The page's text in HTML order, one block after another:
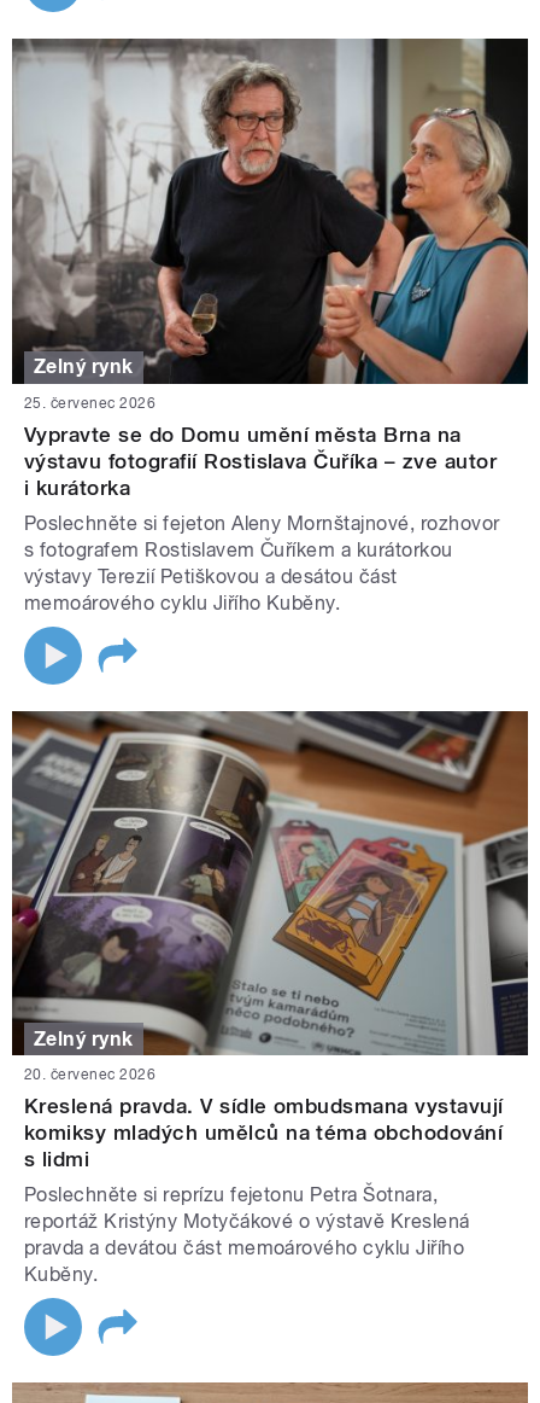
Zelný rynk
25. červenec 2026
Vypravte se do Domu umění města Brna na
výstavu fotografií Rostislava Čuříka – zve autor
i kurátorka
Poslechněte si fejeton Aleny Mornštajnové, rozhovor
s fotografem Rostislavem Čuříkem a kurátorkou
výstavy Terezií Petiškovou a desátou část
memoárového cyklu Jiřího Kuběny.
Zelný rynk
20. červenec 2026
Kreslená pravda. V sídle ombudsmana vystavují
komiksy mladých umělců na téma obchodování
s lidmi
Poslechněte si reprízu fejetonu Petra Šotnara,
reportáž Kristýny Motyčákové o výstavě Kreslená
pravda a devátou část memoárového cyklu Jiřího
Kuběny.